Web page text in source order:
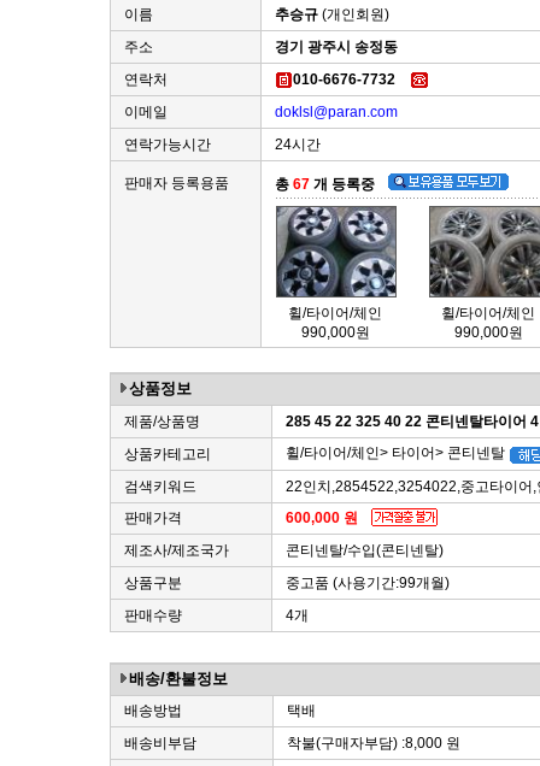
이름 추승규 (개인회원)
주소
경기 광주시 송정동
연락처
010-6676-7732
이메일
doklsl@paran.com
연락가능시간
24시간
판매자 등록용품 총67 개 등록중
휠/타이어/체인
990,000원
휠/타이어/체인
990,000원
상품정보
제품/상품명
285 45 22 325 40 22 콘티넨탈타이어 4
상품카테고리
휠/타이어/체인> 타이어> 콘티넨탈
검색키워드
22인치,2854522,3254022,중고타이어
판매가격
600,000 원
제조사/제조국가
콘티넨탈/수입(콘티넨탈)
상품구분
중고품 (사용기간:99개월)
판매수량
4개
배송/환불정보
배송방법
택배
배송비부담
착불(구매자부담) :8,000 원